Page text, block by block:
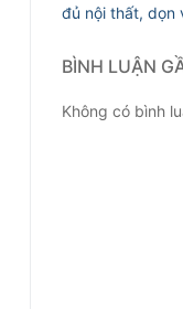
đủ nội thất, dọn
BÌNH LUẬN
Không có bình